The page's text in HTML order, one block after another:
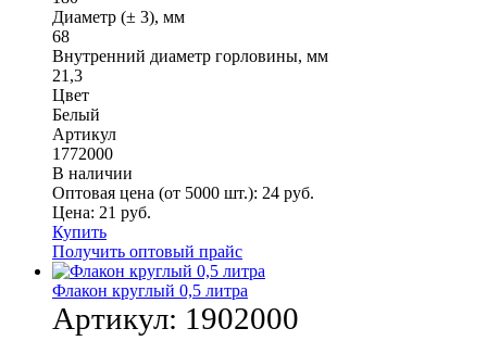
Диаметр (± 3), мм
68
Внутренний диаметр горловины, мм
21,3
Цвет
Белый
Артикул
1772000
В наличии
Оптовая цена (от 5000 шт.): 24 руб.
Цена: 21 руб.
Купить
Получить оптовый прайс
Флакон круглый 0,5 литра
Артикул: 1902000